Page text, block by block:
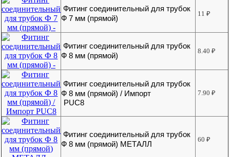
Фитинг соединительный для трубок
Ф 7 мм (прямой)
11₽
Фитинг соединительный для трубок
Ф 8 мм (прямой)
8.40₽
Фитинг соединительный для трубок
Ф 8 мм (прямой) / Импорт
PUC8
7.90₽
Фитинг соединительный для трубок
Ф 8 мм (прямой) МЕТАЛЛ
60₽